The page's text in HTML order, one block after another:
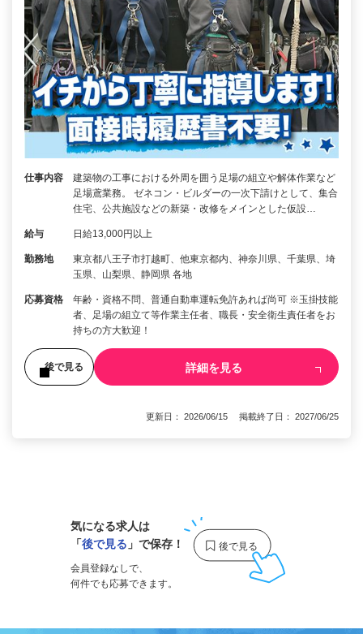
仕事内容
建築物の工事における外周を囲う足場の組立や解体作業など
足場鳶業務。 ゼネコン・ビルダーの一次下請けとして、集合
住宅、公共施設などの新築・改修をメインとした仮設…
給与 日給13,000円以上
勤務地
東京都八王子市打越町、他東京都内、神奈川県、千葉県、埼
玉県、山梨県、静岡県 各地
応募資格
年齢・資格不問、普通自動車運転免許あれば尚可 ※玉掛技能
者、足場の組立て等作業主任者、職長・安全衛生責任者をお
持ちの方大歓迎！
後で見る 詳細を見る
更新日： 2026/06/15 掲載終了日： 2027/06/25
気になる求人は
「後で見る 」で保存！
会員登録なしで、
何件でも応募できます。